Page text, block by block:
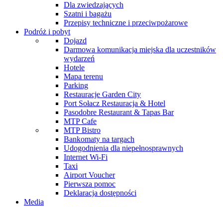
Dla zwiedzających
Szatni i bagażu
Przepisy techniczne i przeciwpożarowe
Podróż i pobyt
Dojazd
Darmowa komunikacja miejska dla uczestników
wydarzeń
Hotele
Mapa terenu
Parking
Restauracje Garden City
Port Sołacz Restauracja & Hotel
Pasodobre Restaurant & Tapas Bar
MTP Cafe
MTP Bistro
Bankomaty na targach
Udogodnienia dla niepełnosprawnych
Internet Wi-Fi
Taxi
Airport Voucher
Pierwsza pomoc
Deklaracja dostępności
Media